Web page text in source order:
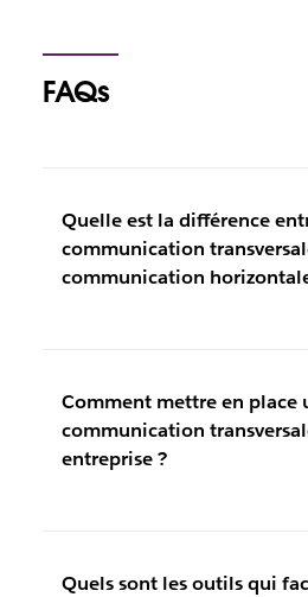
FAQs
Quelle est la différence
communication
communication
Comment mettre en place
communication
entreprise ?
Quels sont les outils qui